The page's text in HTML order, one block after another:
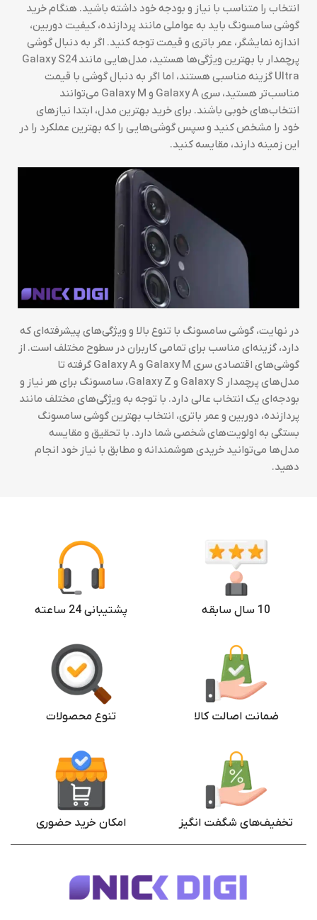
انتخاب را متناسب با نیاز و بودجه خود داشته باشید. هنگام خرید
گوشی سامسونگ باید به عواملی مانند پردازنده، کیفیت دوربین،
اندازه نمایشگر، عمر باتری و قیمت توجه کنید. اگر به دنبال گوشی
پرچمدار با بهترین ویژگی‌ها هستید، مدل‌هایی مانند Galaxy S24
Ultra گزینه مناسبی هستند، اما اگر به دنبال گوشی با قیمت
مناسب‌تر هستید، سری Galaxy A و Galaxy M می‌توانند
انتخاب‌های خوبی باشند. برای خرید بهترین مدل، ابتدا نیازهای
خود را مشخص کنید و سپس گوشی‌هایی را که بهترین عملکرد را در
این زمینه دارند، مقایسه کنید.
در نهایت، گوشی سامسونگ با تنوع بالا و ویژگی‌های پیشرفته‌ای که
دارد، گزینه‌ای مناسب برای تمامی کاربران در سطوح مختلف است. از
گوشی‌های اقتصادی سری Galaxy M و Galaxy A گرفته تا
مدل‌های پرچمدار Galaxy S و Galaxy Z، سامسونگ برای هر نیاز و
بودجه‌ای یک انتخاب عالی دارد. با توجه به ویژگی‌های مختلف مانند
پردازنده، دوربین و عمر باتری، انتخاب بهترین گوشی سامسونگ
بستگی به اولویت‌های شخصی شما دارد. با تحقیق و مقایسه
مدل‌ها می‌توانید خریدی هوشمندانه و مطابق با نیاز خود انجام
دهید.
10 سال سابقه پشتیبانی 24 ساعته
ضمانت اصالت کالا تنوع محصولات
تخفیف‌های شگفت انگیز امکان خرید حضوری